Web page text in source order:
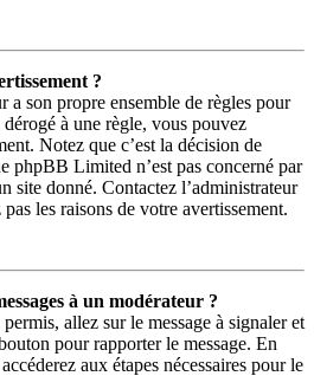
?
a son propre ensemble de règles pour
à une règle, vous pouvez
Notez que c’est la décision de
phpBB Limited n’est pas concerné par
site donné. Contactez l’administrateur
les raisons de votre avertissement.
à un modérateur ?
allez sur le message à signaler et
pour rapporter le message. En
aux étapes nécessaires pour le